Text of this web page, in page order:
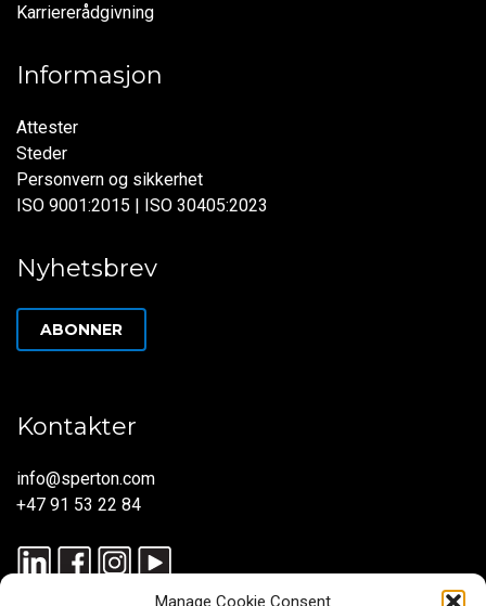
Manage Cookie Consent
Karriererådgivning
Informasjon
Attester
Steder
Personvern og sikkerhet
ISO 9001:2015 | ISO 30405:2023
Nyhetsbrev
ABONNER
Kontakter
info@sperton.com
+47 91 53 22 84